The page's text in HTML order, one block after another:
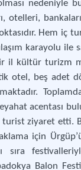
nedeniyle
otelleri,
Hem iç
karayolu
il kültür turizm
beş adet
acentası
ziyaret etti.
için
Balon